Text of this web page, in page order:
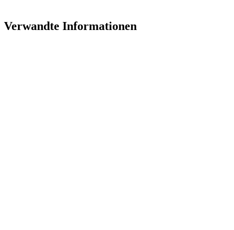
Verwandte Informationen